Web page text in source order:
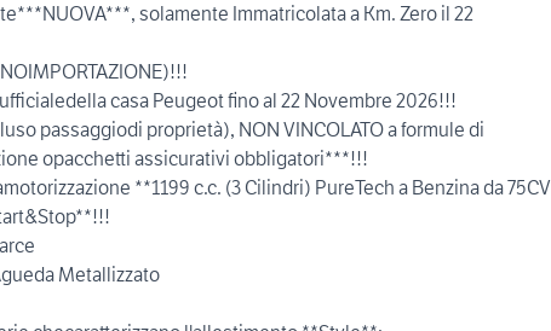
solamente Immatricolata a Km. Zero il 22
casa Peugeot fino al 22 Novembre 2026!!!
passaggiodi proprietà), NON VINCOLATO a formule di
opacchetti assicurativi obbligatori***!!!
**1199 c.c. (3 Cilindri) PureTech a Benzina da 75CV
Metallizzato